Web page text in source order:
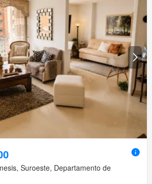
Suroeste, Departamento de